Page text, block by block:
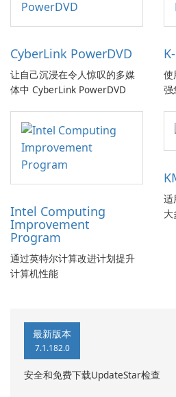
CyberLink PowerDVD
让自己沉浸在令人惊叹的多媒
体中 CyberLink PowerDVD
使
强
Intel Computing
Improvement
Program
通过英特尔计算改进计划提升
计算机性能
适
大
最新版本
7.1.182.0
安全和免费下载UpdateStar检查